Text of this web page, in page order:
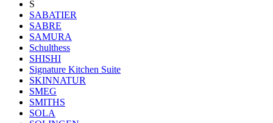
S
SABATIER
SABRE
SAMURA
Schulthess
SHISHI
Signature Kitchen Suite
SKINNATUR
SMEG
SMITHS
SOLA